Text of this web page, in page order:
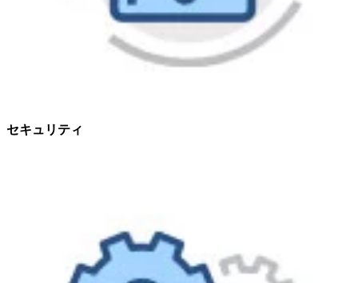
セキュリティ